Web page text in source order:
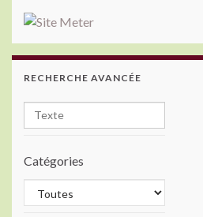
RECHERCHE AVANCÉE
Catégories